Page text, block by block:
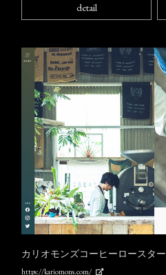
detail
カリオモンズコーヒーロースター
https://kariomons.com/